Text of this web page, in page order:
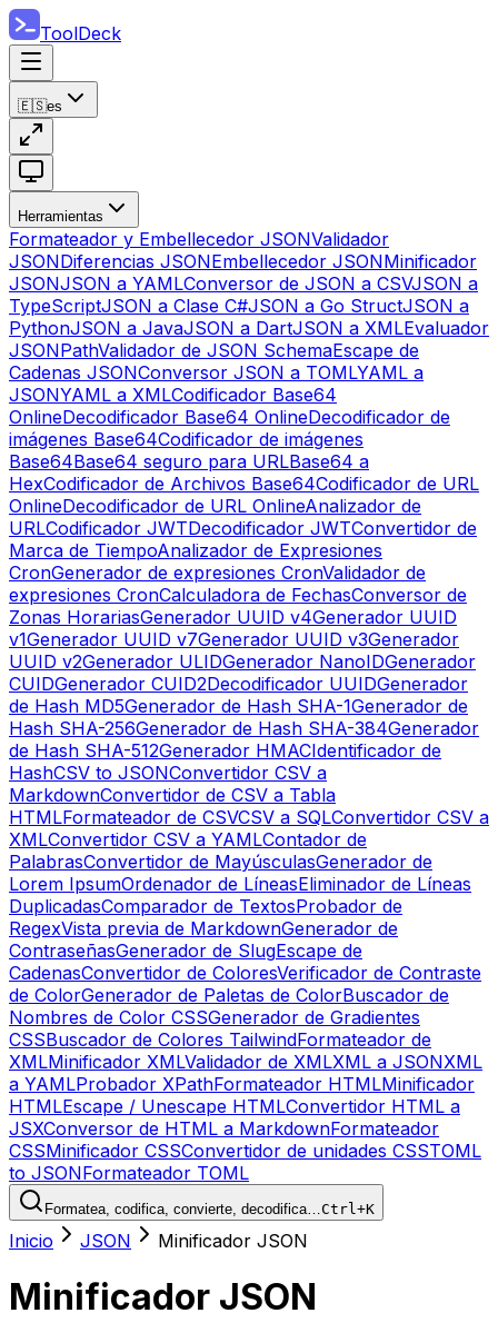
ToolDeck
🇪🇸es
Herramientas
Formateador y Embellecedor JSONValidador
JSONDiferencias JSONEmbellecedor JSONMinificador
JSONJSON a YAMLConversor de JSON a CSVJSON a
TypeScriptJSON a Clase C#JSON a Go StructJSON a
PythonJSON a JavaJSON a DartJSON a XMLEvaluador
JSONPathValidador de JSON SchemaEscape de
Cadenas JSONConversor JSON a TOMLYAML a
JSONYAML a XMLCodificador Base64
OnlineDecodificador Base64 OnlineDecodificador de
imágenes Base64Codificador de imágenes
Base64Base64 seguro para URLBase64 a
HexCodificador de Archivos Base64Codificador de URL
OnlineDecodificador de URL OnlineAnalizador de
URLCodificador JWTDecodificador JWTConvertidor de
Marca de TiempoAnalizador de Expresiones
CronGenerador de expresiones CronValidador de
expresiones CronCalculadora de FechasConversor de
Zonas HorariasGenerador UUID v4Generador UUID
v1Generador UUID v7Generador UUID v3Generador
UUID v2Generador ULIDGenerador NanoIDGenerador
CUIDGenerador CUID2Decodificador UUIDGenerador
de Hash MD5Generador de Hash SHA-1Generador de
Hash SHA-256Generador de Hash SHA-384Generador
de Hash SHA-512Generador HMACIdentificador de
HashCSV to JSONConvertidor CSV a
MarkdownConvertidor de CSV a Tabla
HTMLFormateador de CSVCSV a SQLConvertidor CSV a
XMLConvertidor CSV a YAMLContador de
PalabrasConvertidor de MayúsculasGenerador de
Lorem IpsumOrdenador de LíneasEliminador de Líneas
DuplicadasComparador de TextosProbador de
RegexVista previa de MarkdownGenerador de
ContraseñasGenerador de SlugEscape de
CadenasConvertidor de ColoresVerificador de Contraste
de ColorGenerador de Paletas de ColorBuscador de
Nombres de Color CSSGenerador de Gradientes
CSSBuscador de Colores TailwindFormateador de
XMLMinificador XMLValidador de XMLXML a JSONXML
a YAMLProbador XPathFormateador HTMLMinificador
HTMLEscape / Unescape HTMLConvertidor HTML a
JSXConversor de HTML a MarkdownFormateador
CSSMinificador CSSConvertidor de unidades CSSTOML
to JSONFormateador TOML
Formatea, codifica, convierte, decodifica…Ctrl+K
Inicio JSON Minificador JSON
Minificador JSON